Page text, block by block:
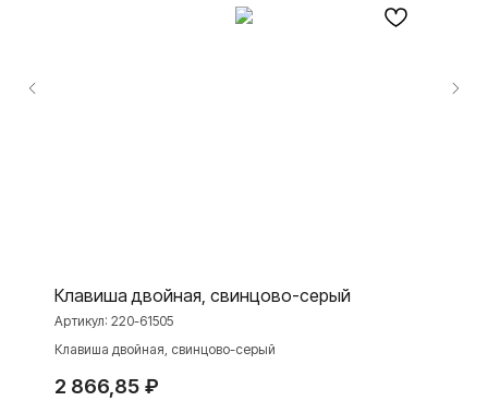
Клавиша двойная, свинцово-серый
Артикул: 220-61505
Клавиша двойная, свинцово-серый
2 866,85 ₽
О ФАБРИКЕ
История
МАТЕРИАЛЫ
Наше время
Контакты
База знаний